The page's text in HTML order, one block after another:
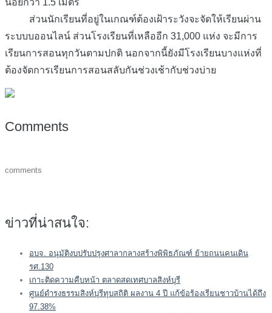
น้อยกว่า 1.5 เมตร
ส่วนนักเรียนที่อยู่ในเกณฑ์ต้องเฝ้าระวังจะจัดให้เรียนผ่าน
ระบบบออนไลน์ ส่วนโรงเรียนที่เหลืออีก 31,000 แห่ง จะมีการ
เรียนการสอนทุกวันตามปกติ นอกจากนี้ยังมีโรงเรียนบางแห่งที่
ต้องจัดการเรียนการสอนสลับกันช่วงเช้ากับช่วงบ่าย
Comments
comments
ข่าวที่น่าสนใจ:
อบจ. อนุมัติงบปรับปรุงศาลากลางสร้างพิพิธภัณฑ์ ย้ายถนนคนเดิน
รศ.130
เกาะติดความคืบหน้า ตลาดสดเทศบาลสิงห์บุรี
ศูนย์ดำรงธรรมสิงห์บุรีทุบสถิติ ผลงาน 4 ปี แก้ข้อร้องเรียนชาวบ้านได้ถึง
97.38%